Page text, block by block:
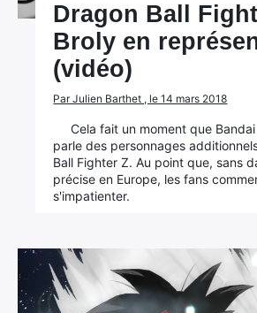
Dragon Ball
Broly en
(vidéo)
Par Julien Barthet , le 14 mars 2018
Cela fait un moment que
parle des personnages
Ball Fighter Z. Au point que, sans
précise en Europe, les fans
s'impatienter.